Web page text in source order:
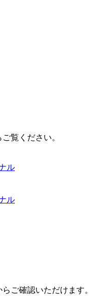
覧ください。
ル
ル
ご確認いただけます。